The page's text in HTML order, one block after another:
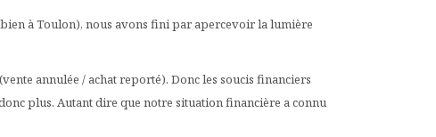
à Toulon), nous avons fini par apercevoir la lumière
annulée / achat reporté). Donc les soucis financiers
plus. Autant dire que notre situation financière a connu